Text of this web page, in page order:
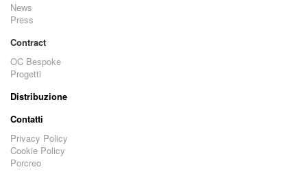
News
Press
Contract
OC Bespoke
Progetti
Distribuzione
Contatti
Privacy Policy
Cookie Policy
Porcreo